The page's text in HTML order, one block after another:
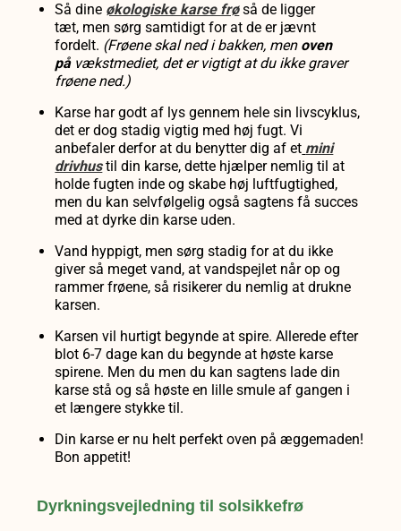
Så dine økologiske karse frøså de ligger
tæt, men sørg samtidigt for at de erjævnt
fordelt. (Frøeneskal ned i bakken, men oven
på vækstmediet, det er vigtigt at du ikke graver
frøene ned.)
Karse har godt af lys gennem hele sin livscyklus,
det er dog stadig vigtig med høj fugt. Vi
anbefaler derfor at du benytter dig af et mini
drivhustil din karse, dette hjælper nemlig til at
holde fugten inde og skabe høj luftfugtighed,
men du kan selvfølgelig også sagtens få succes
med at dyrke din karse uden.
Vand hyppigt, men sørg stadig for at du ikke
giver så meget vand, at vandspejlet når op og
rammer frøene, så risikerer du nemlig at drukne
karsen.
Karsen vil hurtigt begynde at spire. Allerede efter
blot 6-7 dage kan du begynde at høste karse
spirene. Men du men du kan sagtens lade din
karse stå og så høste en lille smule af gangen i
et længere stykke til.
Din karse er nu helt perfekt oven på æggemaden!
Bon appetit!
Dyrkningsvejledning til solsikkefrø